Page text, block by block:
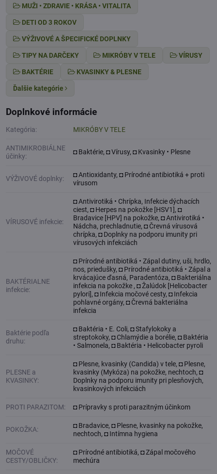
MUŽI • ZDRAVIE • KRÁSA • VITALITA
DETI OD 3 ROKOV
VÝŽIVOVÉ A ŠPECIFICKÉ DOPLNKY
TIPY NA DARČEKY MIKRÓBY V TELE VÍRUSY
BAKTÉRIE KVASINKY & PLESNE
Ďalšie kategórie
Doplnkové informácie
Kategória: MIKRÓBY V TELE
ANTIMIKROBIÁLNE
účinky:
◘ Baktérie, ◘ Vírusy, ◘ Kvasinky • Plesne
VÝŽIVOVÉ doplnky:
◘ Antioxidanty, ◘ Prírodné antibiotiká + proti
vírusom
VÍRUSOVÉ infekcie:
◘ Antivirotiká • Chrípka, Infekcie dýchacích
ciest, ◘ Herpes na pokožke [HSV1], ◘
Bradavice [HPV] na pokožke, ◘ Antivirotiká •
Nádcha, prechladnutie, ◘ Črevná vírusová
chrípka, ◘ Doplnky na podporu imunity pri
vírusových infekciách
BAKTÉRIALNE
infekcie:
◘ Prírodné antibiotiká • Zápal dutiny, uši, hrdlo,
nos, priedušky, ◘ Prírodné antibiotiká • Zápal a
krvácajúce ďasná, Paradentóza, ◘ Bakteriálna
infekcia na pokožke , ◘ Žalúdok [Helicobacter
pylori], ◘ Infekcia močové cesty, ◘ Infekcia
pohlavné orgány, ◘ Črevná bakteriálna
infekcia
Baktérie podľa
druhu:
◘ Baktéria • E. Coli, ◘ Stafylokoky a
streptokoky, ◘ Chlamýdie a borélie, ◘ Baktéria
• Salmonela, ◘ Baktéria • Helicobacter pyroli
PLESNE a
KVASINKY:
◘ Plesne, kvasinky (Candida) v tele, ◘ Plesne,
kvasinky (Mykóza) na pokožke, nechtoch, ◘
Doplnky na podporu imunity pri plesňových,
kvasinkových infekciách
PROTI PARAZITOM: ◘ Prípravky s proti parazitným účinkom
POKOŽKA:
◘ Bradavice, ◘ Plesne, kvasinky na pokožke,
nechtoch, ◘ Intímna hygiena
MOČOVÉ
CESTY/OBLIČKY:
◘ Prírodné antibiotiká, ◘ Zápal močového
mechúra